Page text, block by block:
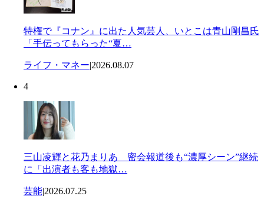
特権で『コナン』に出た人気芸人、いとこは青山剛昌氏
「手伝ってもらった“夏…
ライフ・マネー|2026.08.07
4
三山凌輝と花乃まりあ 密会報道後も“濃厚シーン”継続
に「出演者も客も地獄…
芸能|2026.07.25